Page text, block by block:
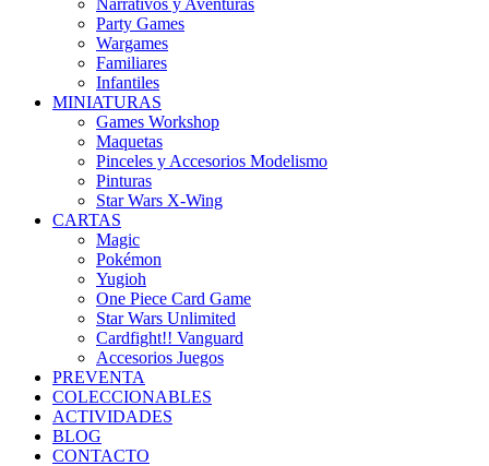
Party Games
Wargames
Familiares
Infantiles
MINIATURAS
Games Workshop
Maquetas
Pinceles y Accesorios Modelismo
Pinturas
Star Wars X-Wing
CARTAS
Magic
Pokémon
Yugioh
One Piece Card Game
Star Wars Unlimited
Cardfight!! Vanguard
Accesorios Juegos
PREVENTA
COLECCIONABLES
ACTIVIDADES
BLOG
CONTACTO